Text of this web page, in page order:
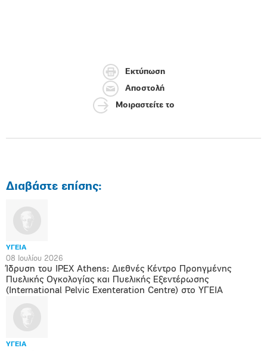
Εκτύπωση
Αποστολή
Μοιραστείτε το
Διαβάστε επίσης:
ΥΓΕΙΑ
08 Ιουλίου 2026
Ίδρυση του IPEX Athens: Διεθνές Κέντρο Προηγμένης
Πυελικής Ογκολογίας και Πυελικής Εξεντέρωσης
(International Pelvic Exenteration Centre) στο ΥΓΕΙΑ
ΥΓΕΙΑ